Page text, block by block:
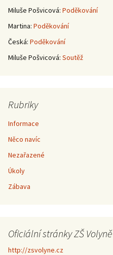
Miluše Pošvicová: Poděkování
Martina: Poděkování
Česká: Poděkování
Miluše Pošvicová: Soutěž
Rubriky
Informace
Něco navíc
Nezařazené
Úkoly
Zábava
Oficiální stránky ZŠ Volyně
http://zsvolyne.cz